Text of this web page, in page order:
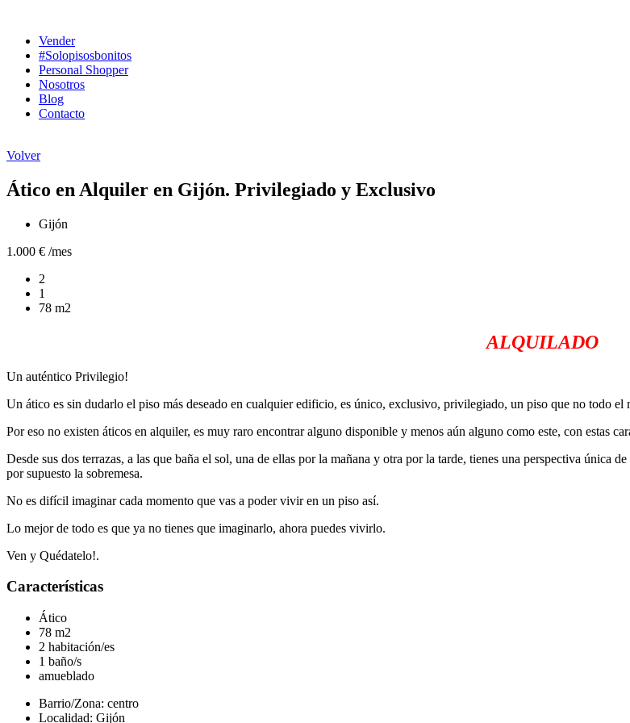
contenidoVender
#Solopisosbonitos
Personal Shopper
Nosotros
Blog
Contacto
Volver
Ático en Alquiler en Gijón. Privilegiado y Exclusivo
Gijón
1.000 € /mes
2
1
78 m2
ALQUILADO
Un auténtico Privilegio!
Un ático es sin dudarlo el piso más deseado en cualquier edificio, es único, exclusivo, privilegiado, un piso que no todo el
Por eso no existen áticos en alquiler, es muy raro encontrar alguno disponible y menos aún alguno como este, con estas
Desde sus dos terrazas, a las que baña el sol, una de ellas por la mañana y otra por la tarde, tienes una perspectiva única
por supuesto la sobremesa.
No es difícil imaginar cada momento que vas a poder vivir en un piso así.
Lo mejor de todo es que ya no tienes que imaginarlo, ahora puedes vivirlo.
Ven y Quédatelo!.
Características
Ático
78 m2
2 habitación/es
1 baño/s
amueblado
Barrio/Zona: centro
Localidad: Gijón